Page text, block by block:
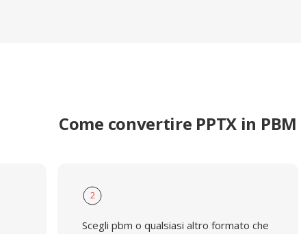
Come convertire PPTX in PBM
2
Scegli pbm o qualsiasi altro formato che